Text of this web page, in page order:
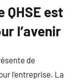
QHSE est
l’avenir
de
l’entreprise. La